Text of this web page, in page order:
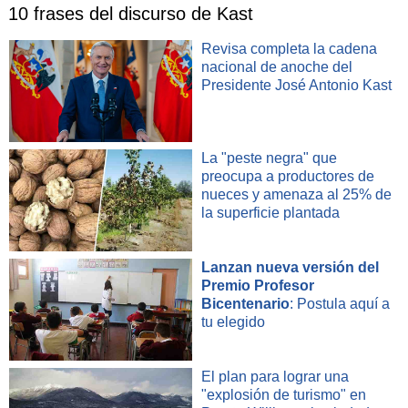
"Es muy probable que una medida como esta
requiera compensarse con aumento de otros
impuestos o con un incremento de la propia
base afecta a IVA, extendiendo la aplicación
de este tributo a otros conceptos que en la
actualidad no están gravados".
Claudio Bustos
Con todo, advirtió que"no es fácil de implementar"esta
propuesta, "pues requiere un estudio minucioso de los
productos o servicios a los cuales se desea favorecer con la
rebaja, y analizar los efectos en las arcas fiscales". Al
mismo tiempo, afirmó que "o con un incremento de la propia
base afecta a IVA, extendiendo la aplicación de este tributo
a otros conceptos que en la actualidad no están gravados".
10 frases del discurso de Kast
Revisa completa la cadena
nacional de anoche del
Presidente José Antonio Kast
La "peste negra" que
preocupa a productores de
nueces y amenaza al 25% de
la superficie plantada
Lanzan nueva versión del
Premio Profesor
Bicentenario: Postula aquí a
tu elegido
El plan para lograr una
"explosión de turismo" en